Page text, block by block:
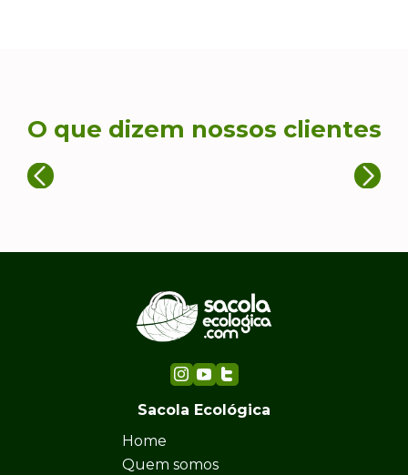
O que dizem nossos clientes
Sacola Ecológica
Home
Quem somos